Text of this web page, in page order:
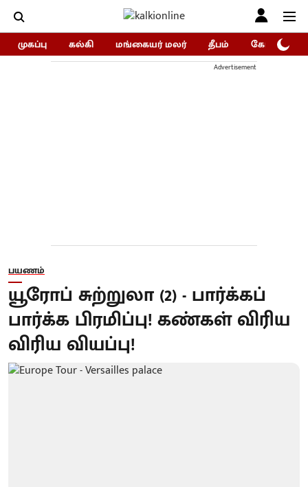
முகப்பு கல்கி மங்கையர் மலர் தீபம் கோகுலம்/
Advertisement
பயணம்
யூரோப் சுற்றுலா (2) - பார்க்கப்
பார்க்க பிரமிப்பு! கண்கள் விரிய
விரிய வியப்பு!